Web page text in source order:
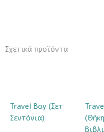
Σχετικά προϊόντα
Travel Boy (Σετ
Σεντόνια)
(Θήκη